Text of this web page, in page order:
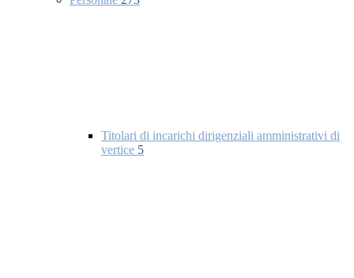
Titolari di incarichi dirigenziali amministrativi di
vertice 5